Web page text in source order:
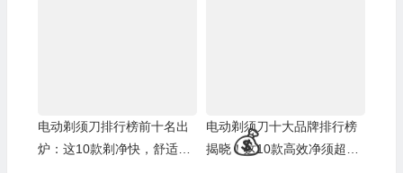
电动剃须刀排行榜前十名出
炉：这10款剃净快，舒适感
电动剃须刀十大品牌排行榜
揭晓！这10款高效净须超耐